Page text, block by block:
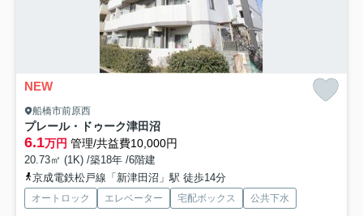
NEW
船橋市前原西
プレール・ドゥーク津田沼
6.1万円 管理/共益費10,000円
20.73㎡ (1K) /築18年 /6階建
京成電鉄松戸線「新津田沼」駅 徒歩14分
オートロック エレベーター 宅配ボックス 公共下水